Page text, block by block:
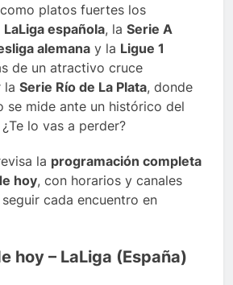
platos fuertes los
LaLiga española, la Serie A
alemana y la Ligue 1
de un atractivo cruce
la Serie Río de La Plata, donde
se mide ante un histórico del
lo vas a perder?
la programación completa
hoy, con horarios y canales
cada encuentro en
hoy – LaLiga (España)